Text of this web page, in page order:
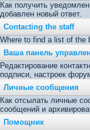
Как получить
добавлен новый ответ.
Contacting the staff
Where to find a list of the
Ваша панель
Редактирование
подписи, настроек
Личные сообщения
Как отсылать личные
сообщений и
Помощник